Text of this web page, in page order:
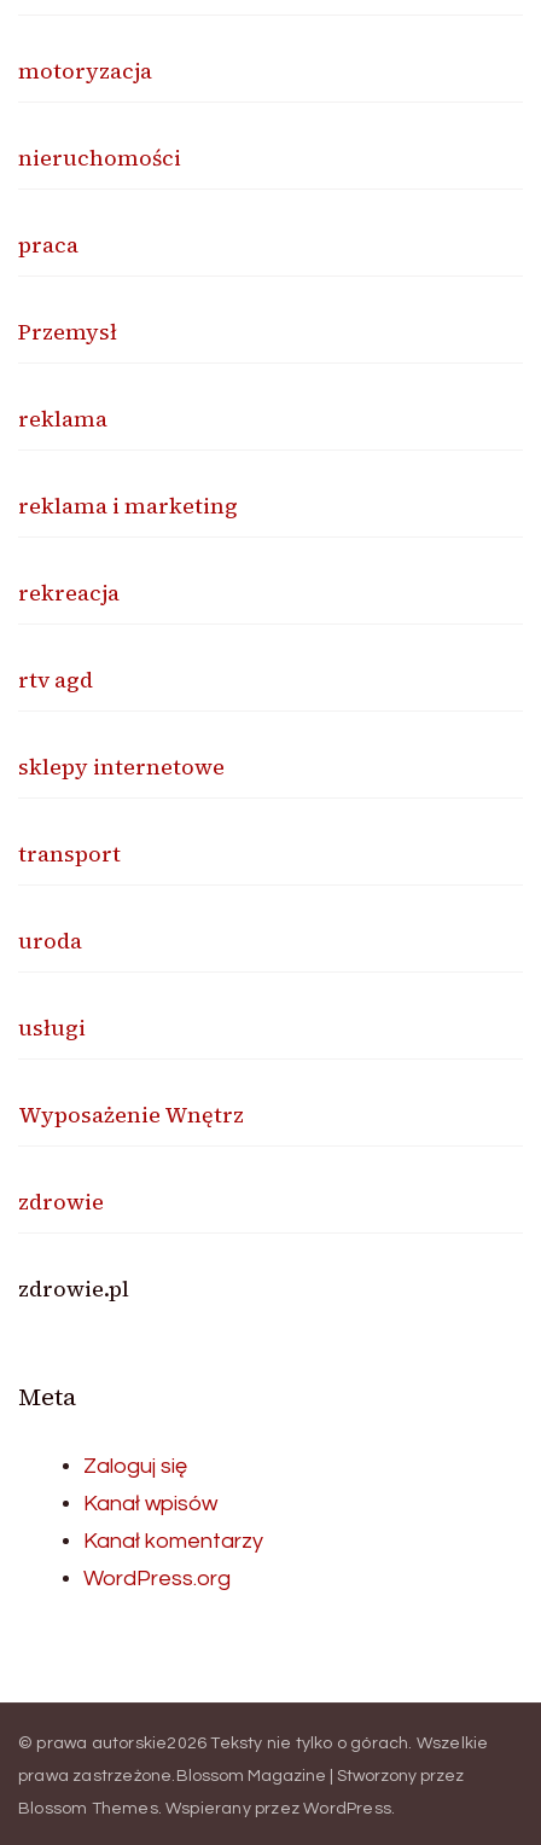
motoryzacja
nieruchomości
praca
Przemysł
reklama
reklama i marketing
rekreacja
rtv agd
sklepy internetowe
transport
uroda
usługi
Wyposażenie Wnętrz
zdrowie
zdrowie.pl
Meta
Zaloguj się
Kanał wpisów
Kanał komentarzy
WordPress.org
© prawa autorskie2026Teksty nie tylko o górach . Wszelkie
prawa zastrzeżone. Blossom Magazine | Stworzony przez
Blossom Themes. Wspierany przezWordPress